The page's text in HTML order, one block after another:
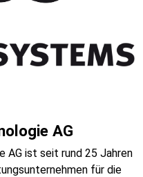
AG
AG ist seit rund 25 Jahren
für die